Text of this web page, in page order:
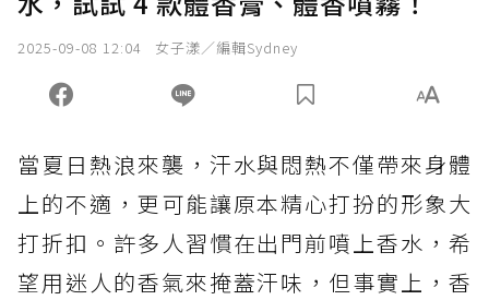
2025-09-08 12:04 女子漾／編輯Sydney
當夏日熱浪來襲，汗水與悶熱不僅帶來身體
上的不適，更可能讓原本精心打扮的形象大
打折扣。許多人習慣在出門前噴上香水，希
望用迷人的香氣來掩蓋汗味，但事實上，香